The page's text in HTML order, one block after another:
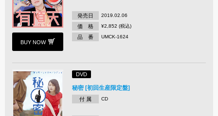
BUY NOW
発売日 2019.02.06
価 格 ¥2,852 (税込)
品 番 UMCK-1624
DVD
秘密 [初回生産限定盤]
付 属 CD